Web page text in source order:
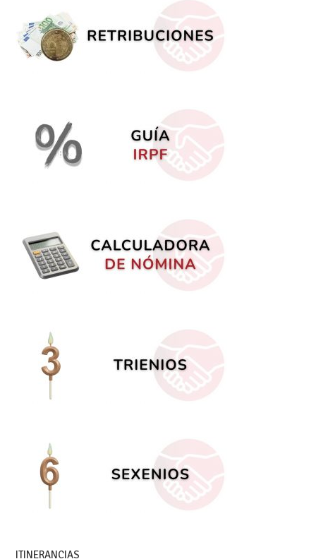
ITINERANCIAS